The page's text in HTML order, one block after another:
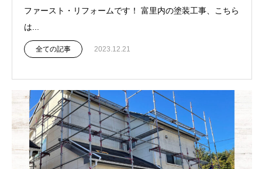
ファースト・リフォームです！ 富里内の塗装工事、こちら
は...
全ての記事 2023.12.21